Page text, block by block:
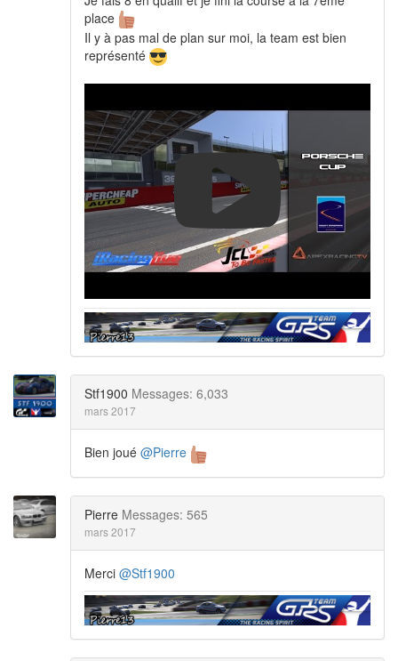
place
Il y à pas mal de plan sur moi, la team est bien
représenté
Stf1900 Messages: 6,033
mars 2017
Bien joué @Pierre
Pierre Messages: 565
mars 2017
Merci @Stf1900